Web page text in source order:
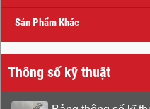
Sản Phẩm Khác
Thông số kỹ thuật